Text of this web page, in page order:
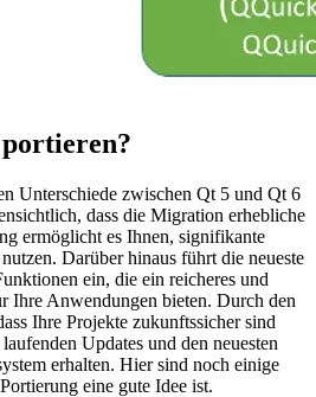
Unterschiede zwischen Qt 5 und Qt 6
dass die Migration erhebliche
ermöglicht es Ihnen, signifikante
Darüber hinaus führt die neueste
ein, die ein reicheres und
Ihre Anwendungen bieten. Durch den
Ihre Projekte zukunftssicher sind
Updates und den neuesten
erhalten. Hier sind noch einige
eine gute Idee ist.